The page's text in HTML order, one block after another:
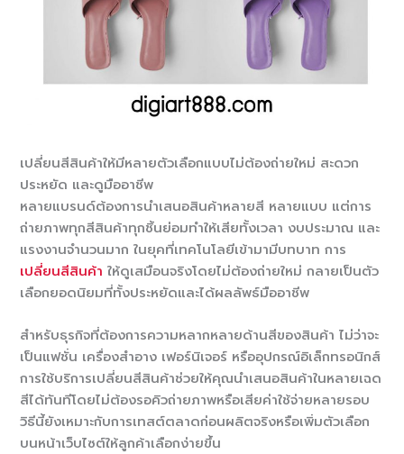
เปลี่ยนสีสินค้าให้มีหลายตัวเลือกแบบไม่ต้องถ่ายใหม่ สะดวก
ประหยัด และดูมืออาชีพ
หลายแบรนด์ต้องการนำเสนอสินค้าหลายสี หลายแบบ แต่การ
ถ่ายภาพทุกสีสินค้าทุกชิ้นย่อมทำให้เสียทั้งเวลา งบประมาณ และ
แรงงานจำนวนมาก ในยุคที่เทคโนโลยีเข้ามามีบทบาท การ
เปลี่ยนสีสินค้า ให้ดูเสมือนจริงโดยไม่ต้องถ่ายใหม่ กลายเป็นตัว
เลือกยอดนิยมที่ทั้งประหยัดและได้ผลลัพธ์มืออาชีพ
สำหรับธุรกิจที่ต้องการความหลากหลายด้านสีของสินค้า ไม่ว่าจะ
เป็นแฟชั่น เครื่องสำอาง เฟอร์นิเจอร์ หรืออุปกรณ์อิเล็กทรอนิกส์
การใช้บริการเปลี่ยนสีสินค้าช่วยให้คุณนำเสนอสินค้าในหลายเฉด
สีได้ทันทีโดยไม่ต้องรอคิวถ่ายภาพหรือเสียค่าใช้จ่ายหลายรอบ
วิธีนี้ยังเหมาะกับการเทสต์ตลาดก่อนผลิตจริงหรือเพิ่มตัวเลือก
บนหน้าเว็บไซต์ให้ลูกค้าเลือกง่ายขึ้น